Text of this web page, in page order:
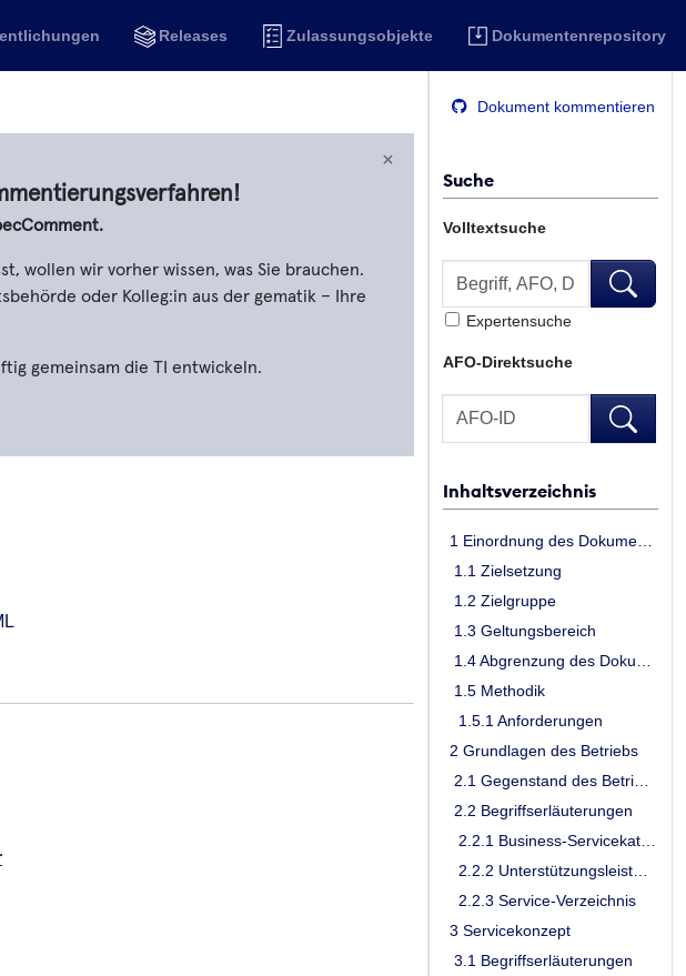
Releases Zulassungsobjekte Dokumentenrepository
Dokument kommentieren
Suche
Volltextsuche
Expertensuche
AFO-Direktsuche
AFO-
Inhaltsverzeichnis
1.1 Zielsetzung
1.2 Zielgruppe
1.3 Geltungsbereich
1.5 Methodik
1.5.1 Anforderungen
2 Grundlagen des Betriebs
2.2 Begriffserläuterungen
2.2.3 Service-Verzeichnis
3 Servicekonzept
3.1 Begriffserläuterungen
×
wollen wir vorher wissen, was Sie brauchen.
oder Kolleg:in aus der gematik – Ihre
gemeinsam die TI entwickeln.